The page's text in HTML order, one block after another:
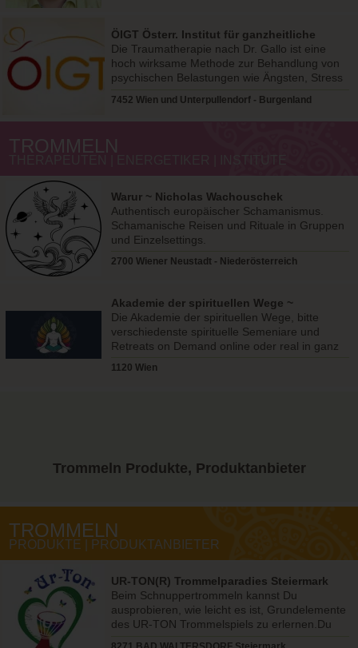
ÖIGT Österr. Institut für ganzheitliche
Therapie
Die Traumatherapie nach Dr. Gallo ist eine
hoch wirksame Methode zur Behandlung von
psychischen Belastungen wie Ängsten, Stress
7452 Wien und Unterpullendorf - Burgenland
TROMMELN
Warur ~ Nicholas Wachouschek
Authentisch europäischer Schamanismus.
Schamanische Reisen und Rituale in Gruppen
und Einzelsettings.
2700 Wiener Neustadt - Niederösterreich
Akademie der spirituellen Wege ~
Wolfgang Redmann
Die Akademie der spirituellen Wege, bitte
verschiedenste spirituelle Semeniare und
Retreats on Demand online oder real in ganz
1120 Wien
Trommeln Produkte, Produktanbieter
TROMMELN
PRODUKTE | PRODUKTANBIETER
UR-TON(R) Trommelparadies Steiermark
Beim Schnuppertrommeln kannst Du
ausprobieren, wie leicht es ist, Grundelemente
des UR-TON Trommelspiels zu erlernen.Du